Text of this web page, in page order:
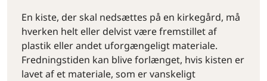
En kiste, der skal nedsættes på en kirkegård, må
hverken helt eller delvist være fremstillet af
plastik eller andet uforgængeligt materiale.
Fredningstiden kan blive forlænget, hvis kisten er
lavet af et materiale, som er vanskeligt